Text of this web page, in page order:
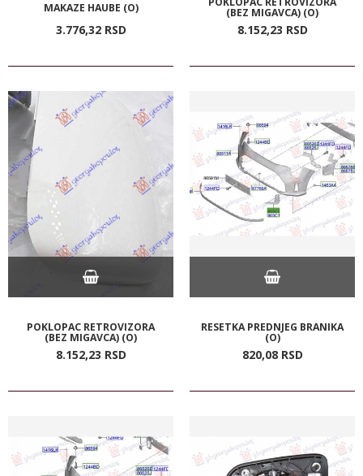
MAKAZE HAUBE (O)
3.776,32 RSD
(BEZ MIGAVCA) (O)
8.152,23 RSD
POKLOPAC RETROVIZORA
(BEZ MIGAVCA) (O)
8.152,23 RSD
RESETKA PREDNJEG BRANIKA
(O)
820,08 RSD